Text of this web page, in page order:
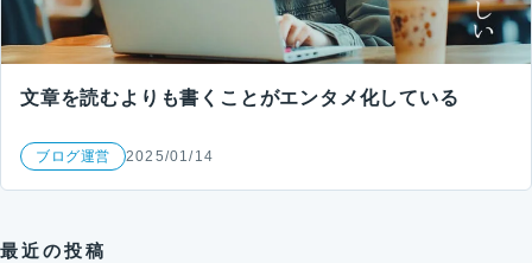
文章を読むよりも書くことがエンタメ化している
ブログ運営 2025/01/14
最近の投稿